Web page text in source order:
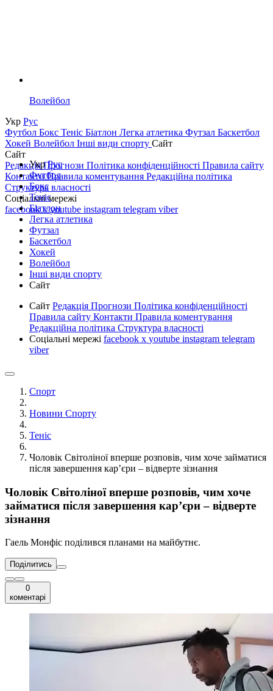
Волейбол
Укр Рус
Футбол Бокс Теніс Біатлон Легка атлетика Футзал Баскетбол
Хокей Волейбол Інші види спорту Сайт
Сайт
РедакціяПрогнози Політика конфіденційності Правила сайту
КонтактиПравила коментування Редакційна політика
Структура власності
Соціальні мережі
facebookxyoutube instagram telegram viber
УкрРус
Футбол
Бокс
Теніс
Біатлон
Легка атлетика
Футзал
Баскетбол
Хокей
Волейбол
Інші види спорту
Сайт
Сайт Редакція Прогнози Політика конфіденційності
Правила сайту Контакти Правила коментування
Редакційна політика Структура власності
Соціальні мережі facebook x youtube instagram telegram
viber
Спорт
Новини Спорту
Теніс
Чоловік Світоліної вперше розповів, чим хоче займатися
після завершення кар’єри – відверте зізнання
Чоловік Світоліної вперше розповів, чим хоче
займатися після завершення кар’єри – відверте
зізнання
Гаель Монфіс поділився планами на майбутнє.
Поділитись
0
коментарі